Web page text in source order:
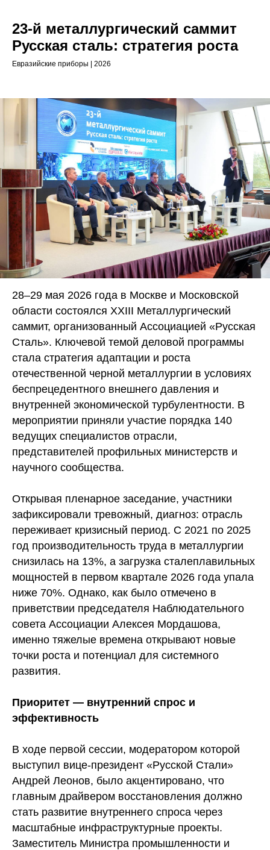
23-й металлургический саммит
Русская сталь: стратегия роста
Евразийские приборы | 2026
28–29 мая 2026 года в Москве и Московской
области состоялся XXIII Металлургический
саммит, организованный Ассоциацией «Русская
Сталь». Ключевой темой деловой программы
стала стратегия адаптации и роста
отечественной черной металлургии в условиях
беспрецедентного внешнего давления и
внутренней экономической турбулентности. В
мероприятии приняли участие порядка 140
ведущих специалистов отрасли,
представителей профильных министерств и
научного сообщества.
Открывая пленарное заседание, участники
зафиксировали тревожный, диагноз: отрасль
переживает кризисный период. С 2021 по 2025
год производительность труда в металлургии
снизилась на 13%, а загрузка сталеплавильных
мощностей в первом квартале 2026 года упала
ниже 70%. Однако, как было отмечено в
приветствии председателя Наблюдательного
совета Ассоциации Алексея Мордашова,
именно тяжелые времена открывают новые
точки роста и потенциал для системного
развития.
Приоритет — внутренний спрос и
эффективность
В ходе первой сессии, модератором которой
выступил вице-президент «Русской Стали»
Андрей Леонов, было акцентировано, что
главным драйвером восстановления должно
стать развитие внутреннего спроса через
масштабные инфраструктурные проекты.
Заместитель Министра промышленности и